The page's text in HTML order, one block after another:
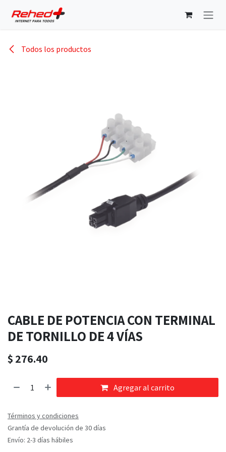
Todos los productos
CABLE DE POTENCIA CON TERMINAL
DE TORNILLO DE 4 VÍAS
$ 276.40
Agregar al carrito
Términos y condiciones
Grantía de devolución de 30 días
Envío: 2-3 días hábiles